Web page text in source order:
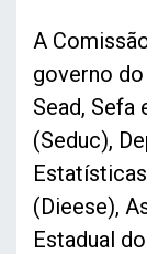
A
governo
Sead, Sefa
(Seduc),
(Dieese),
Estadual